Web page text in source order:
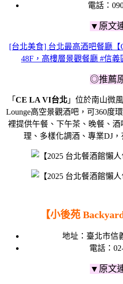
電話：
▼原文
[台北美食] 台北最高酒吧餐廳
48F，高樓層景觀餐廳 #信義
◎推薦
「 CE LA VI台北」位於南山微
Lounge高空景觀酒吧，可360度
裡提供午餐、下午茶、晚餐、
理、多樣化調酒、專業DJ
【小後苑
地址： 臺北市信
電話：
▼原文